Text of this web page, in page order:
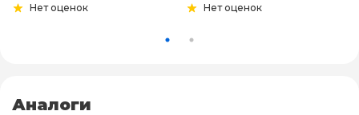
Нет оценок Нет оценок
Аналоги